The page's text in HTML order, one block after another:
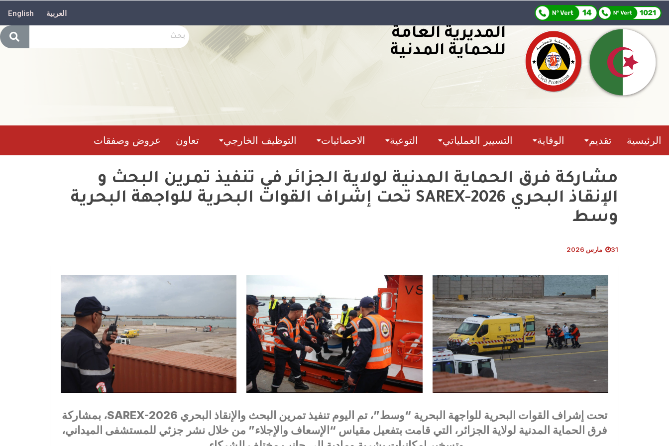
العربية English
المديرية العامة
للحماية المدنية
الرئيسية تقديم الوقاية التسيير العملياتي التوعية الاحصائيات التوظيف الخارجي تعاون عروض وصفقات
مشاركة فرق الحماية المدنية لولاية الجزائر في تنفيذ تمرين البحث و
الإنقاذ البحري SAREX-2026 تحت إشراف القوات البحرية للواجهة البحرية
وسط
31 مارس 2026
تحت إشراف القوات البحرية للواجهة البحرية “وسط”، تم اليوم تنفيذ تمرين البحث والإنقاذ البحري SAREX-2026، بمشاركة
فرق الحماية المدنية لولاية الجزائر، التي قامت بتفعيل مقياس “الإسعاف والإجلاء” من خلال نشر جزئي للمستشفى الميداني،